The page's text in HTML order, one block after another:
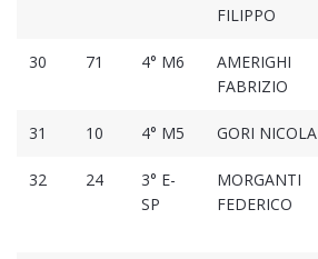
FILIPPO
30 71 4° M6
AMERIGHI
FABRIZIO
31 10 4° M5 GORI NICOLA
32 24
3° E-
SP
MORGANTI
FEDERICO